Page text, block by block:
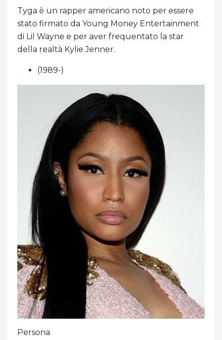
Tyga è un rapper americano noto per essere
stato firmato da Young Money Entertainment
di Lil Wayne e per aver frequentato la star
della realtà Kylie Jenner.
(1989-)
Persona